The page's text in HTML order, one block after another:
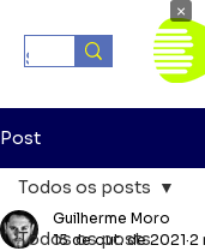
Post
Todos os posts
Todos os posts
Guilherme Moro
15 de out. de 2021 2
×